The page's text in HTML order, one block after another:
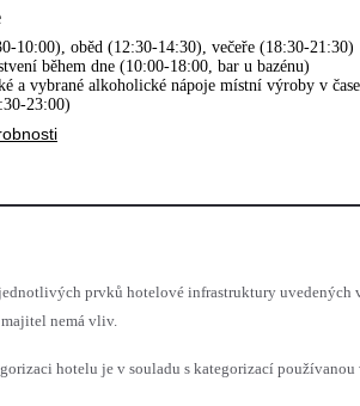
10:00), oběd (12:30-14:30), večeře (18:30-21:30)
během dne (10:00-18:00, bar u bazénu)
a vybrané alkoholické nápoje místní výroby v
23:00)
prvků hotelové infrastruktury uvedených
nemá vliv.
hotelu je v souladu s kategorizací